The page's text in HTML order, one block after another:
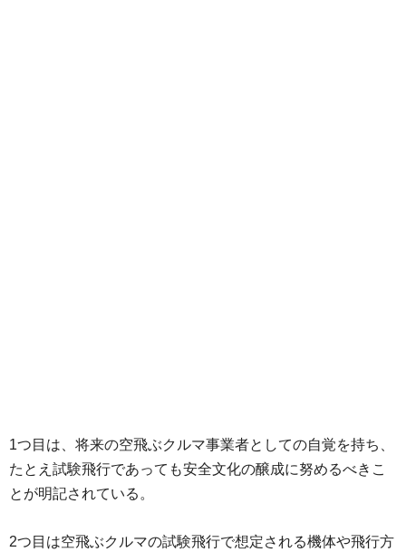
1つ目は、将来の空飛ぶクルマ事業者としての自覚を持ち、
たとえ試験飛行であっても安全文化の醸成に努めるべきこ
とが明記されている。
2つ目は空飛ぶクルマの試験飛行で想定される機体や飛行方